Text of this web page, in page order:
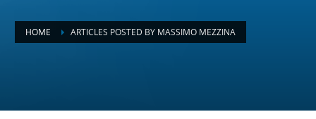
HOME ARTICLES POSTED BY MASSIMO MEZZINA